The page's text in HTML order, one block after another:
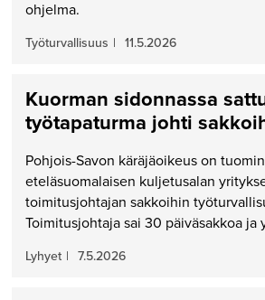
ohjelma.
Työturvallisuus | 11.5.2026
Kuorman sidonnassa
työtapaturma johti
Pohjois-Savon käräjäoikeus on
eteläsuomalaisen kuljetusalan
toimitusjohtajan sakkoihin
Toimitusjohtaja sai 30 päiväsakkoa ja
Lyhyet | 7.5.2026